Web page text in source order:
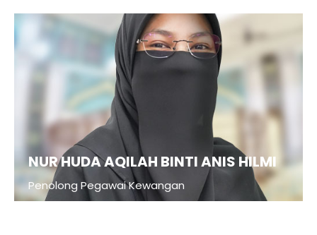
NUR HUDA AQILAH BINTI ANIS HILMI
Penolong Pegawai Kewangan